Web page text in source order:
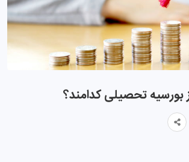
بورسیه تحصیلی کدامند؟